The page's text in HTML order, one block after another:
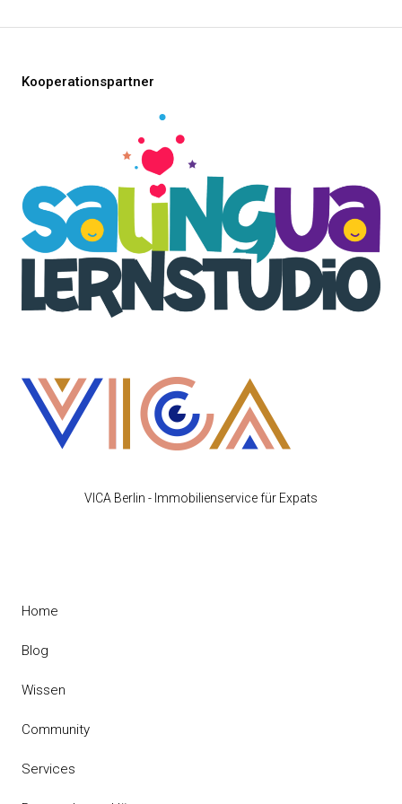
Kooperationspartner
VICA Berlin - Immobilienservice für Expats
Home
Blog
Wissen
Community
Services